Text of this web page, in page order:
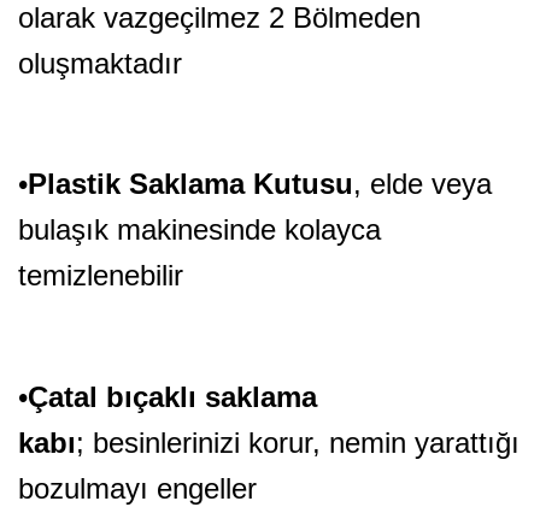
olarak vazgeçilmez 2 Bölmeden
oluşmaktadır
•Plastik Saklama Kutusu, elde veya
bulaşık makinesinde kolayca
temizlenebilir
•Çatal bıçaklı saklama
kabı; besinlerinizi korur, nemin yarattığı
bozulmayı engeller